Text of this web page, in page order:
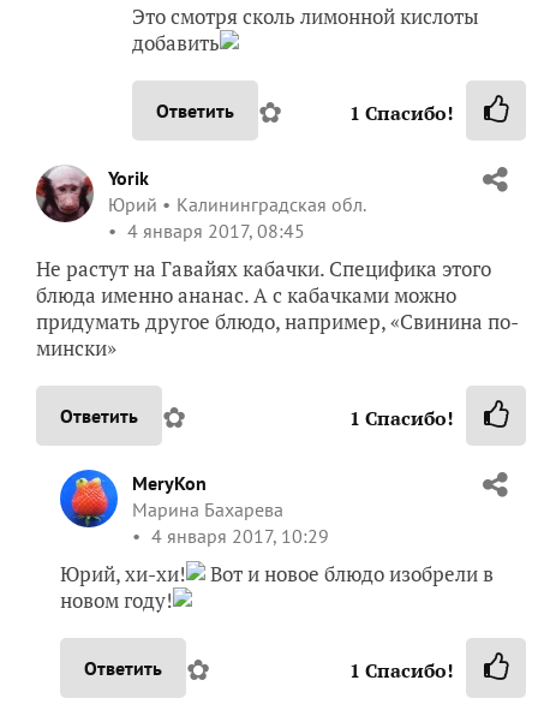
Это смотря сколь лимонной кислоты
добавить
Ответить ✿ 1 Спасибо!
Yorik
Юрий
Калининградская обл.
4 января 2017, 08:45
Не растут на Гавайях кабачки. Специфика этого
блюда именно ананас. А с кабачками можно
придумать другое блюдо, например, «Свинина по-
мински»
Ответить ✿ 1 Спасибо!
MeryKon
Марина Бахарева
4 января 2017, 10:29
Юрий, хи-хи!
Вот и новое блюдо изобрели в
новом году!
Ответить ✿ 1 Спасибо!